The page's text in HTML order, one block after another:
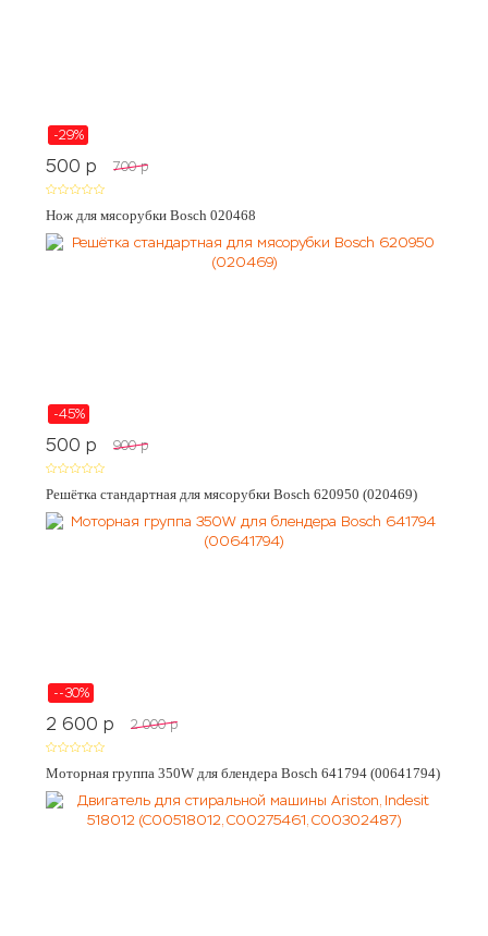
-29%
500 p 700 p
Нож для мясорубки Bosch 020468
-45%
500 p 900 p
Решётка стандартная для мясорубки Bosch 620950 (020469)
--30%
2 600 p 2 000 p
Моторная группа 350W для блендера Bosch 641794 (00641794)